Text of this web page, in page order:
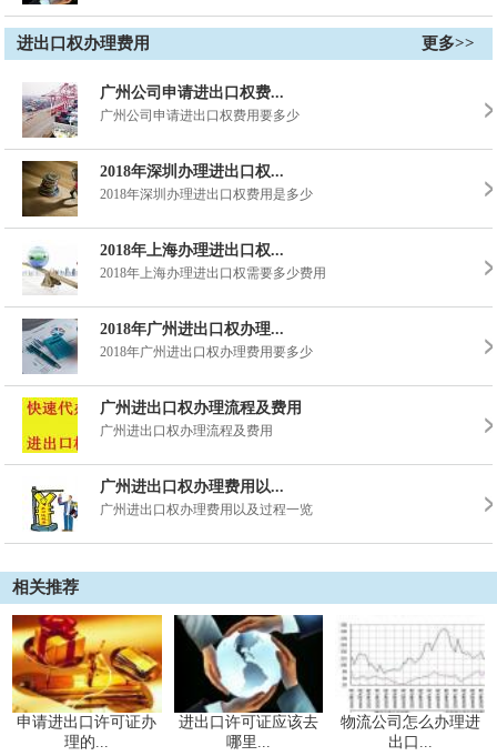
进出口权办理费用 更多>>
广州公司申请进出口权费...
广州公司申请进出口权费用要多少
2018年深圳办理进出口权...
2018年深圳办理进出口权费用是多少
2018年上海办理进出口权...
2018年上海办理进出口权需要多少费用
2018年广州进出口权办理...
2018年广州进出口权办理费用要多少
广州进出口权办理流程及费用
广州进出口权办理流程及费用
广州进出口权办理费用以...
广州进出口权办理费用以及过程一览
相关推荐
申请进出口许可证办
理的...
进出口许可证应该去
哪里...
物流公司怎么办理进
出口...